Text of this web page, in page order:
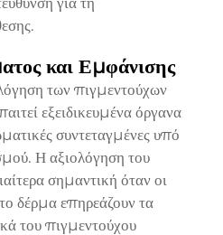
και Εμφάνισης
των πιγμεντούχων
εξειδικευμένα όργανα
συντεταγμένες υπό
Η αξιολόγηση του
σημαντική όταν οι
δέρμα επηρεάζουν τα
του πιγμεντούχου